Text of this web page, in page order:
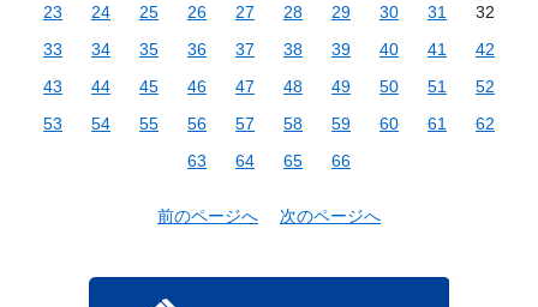
23
24 25 26 27 28 29 30 31
32
33
34 35 36 37 38 39 40 41
42
43
44 45 46 47 48 49 50 51
52
53
54 55 56 57 58 59 60 61
62
63
64 65 66
前のページへ 次のページへ